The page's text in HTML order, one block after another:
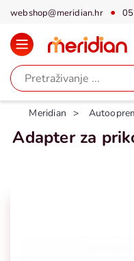
webshop@meridian.hr
Meridian
Adapter za